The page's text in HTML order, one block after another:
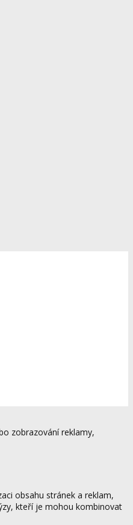
zobrazování reklamy,
obsahu stránek a reklam,
kteří je mohou kombinovat